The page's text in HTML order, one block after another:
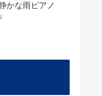
かな雨ピアノ